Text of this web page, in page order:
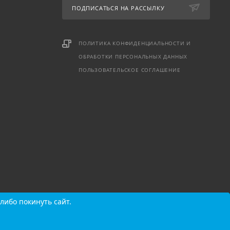
ПОДПИСАТЬСЯ НА РАССЫЛКУ
ПОЛИТИКА КОНФИДЕНЦИАЛЬНОСТИ И
ОБРАБОТКИ ПЕРСОНАЛЬНЫХ ДАННЫХ
ПОЛЬЗОВАТЕЛЬСКОЕ СОГЛАШЕНИЕ
покинуть сайт.
покинуть сайт.